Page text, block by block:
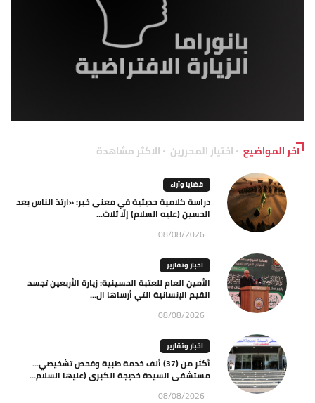
آخر المواضيع اختيار المحررين الاكثر مشاهدة
قضايا وآراء
دراسة كلامية حديثية في معنى خبر: «ارتدّ الناس بعد
الحسين (عليه السلام) إلّا ثلاث...
08/08/2026
اخبار وتقارير
الأمين العام للعتبة الحسينية: زيارة الأربعين تجسد
القيم الإنسانية التي أرساها ال...
08/08/2026
اخبار وتقارير
أكثر من (37) ألف خدمة طبية وفحص تشخيصي…
مستشفى السيدة خديجة الكبرى (عليها السلام...
08/08/2026